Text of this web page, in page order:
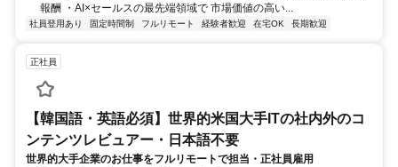
報酬 ・AI×セールスの最先端領域で 市場価値の高い...
社員登用あり 固定時間制 フルリモート 経験者歓迎 在宅OK 長期歓迎
正社員
【韓国語・英語必須】世界的米国大手ITの社内外のコ
ンテンツレビュアー・日本語不要
世界的大手企業のお仕事をフルリモートで担当・正社員雇用